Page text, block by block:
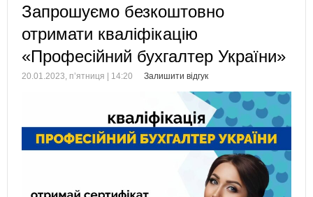
Запрошуємо безкоштовно
отримати кваліфікацію
«Професійний бухгалтер України»
20.01.2023, п’ятниця | 14:20 Залишити відгук